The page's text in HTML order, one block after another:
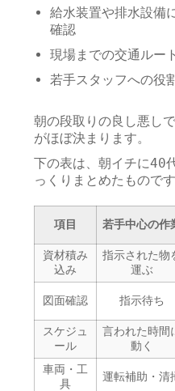
給水装置や排水設備
確認
現場までの交通ルー
若手スタッフへの役
朝の段取りの良し悪し
がほぼ決まります。
下の表は、朝イチに40
っくりまとめたものです
項目 若手中心の作
資材積み
込み
指示された物
運ぶ
図面確認 指示待ち
スケジュ
ール
言われた時間
動く
車両・工
具
運転補助・清